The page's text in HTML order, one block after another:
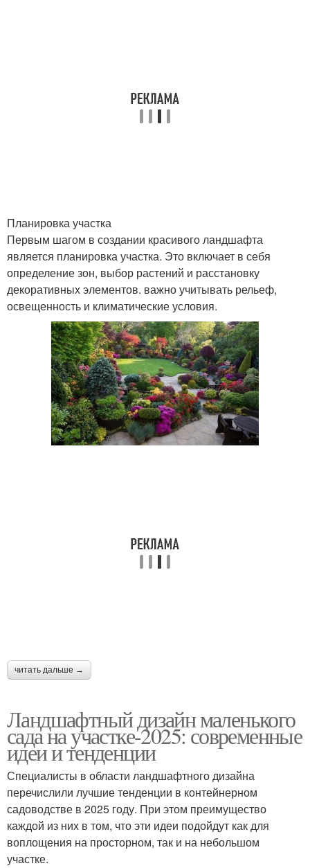
Планировка участка
Первым шагом в создании красивого ландшафта
является планировка участка. Это включает в себя
определение зон, выбор растений и расстановку
декоративных элементов. важно учитывать рельеф,
освещенность и климатические условия.
читать дальше →
Ландшафтный дизайн маленького
сада на участке-2025: современные
идеи и тенденции
Специалисты в области ландшафтного дизайна
перечислили лучшие тенденции в контейнерном
садоводстве в 2025 году. При этом преимущество
каждой из них в том, что эти идеи подойдут как для
воплощения на просторном, так и на небольшом
участке.